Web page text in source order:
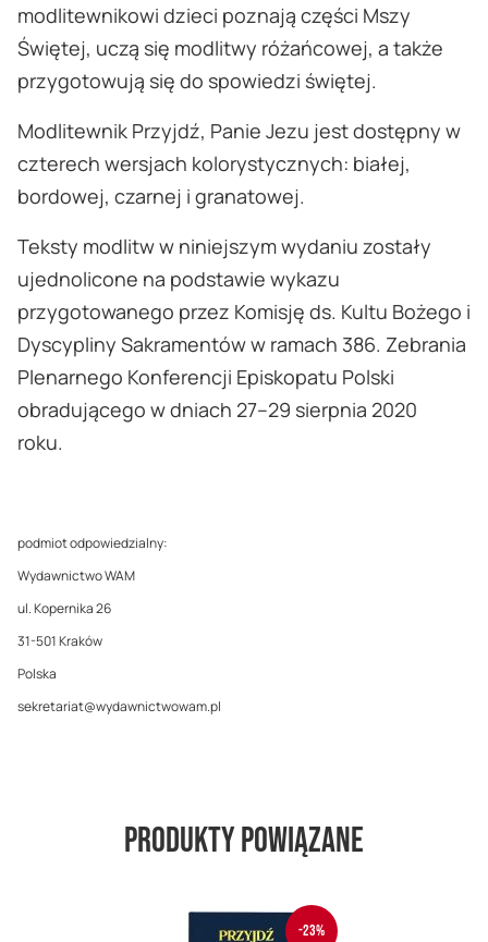
modlitewnikowi dzieci poznają części Mszy
Świętej, uczą się modlitwy różańcowej, a także
przygotowują się do spowiedzi świętej.
Modlitewnik Przyjdź, Panie Jezu jest dostępny w
czterech wersjach kolorystycznych: białej,
bordowej, czarnej i granatowej.
Teksty modlitw w niniejszym wydaniu zostały
ujednolicone na podstawie wykazu
przygotowanego przez Komisję ds. Kultu Bożego i
Dyscypliny Sakramentów w ramach 386. Zebrania
Plenarnego Konferencji Episkopatu Polski
obradującego w dniach 27–29 sierpnia 2020
roku.
podmiot odpowiedzialny:
Wydawnictwo WAM
ul. Kopernika 26
31-501 Kraków
Polska
sekretariat@wydawnictwowam.pl
Produkty powiązane
-23%